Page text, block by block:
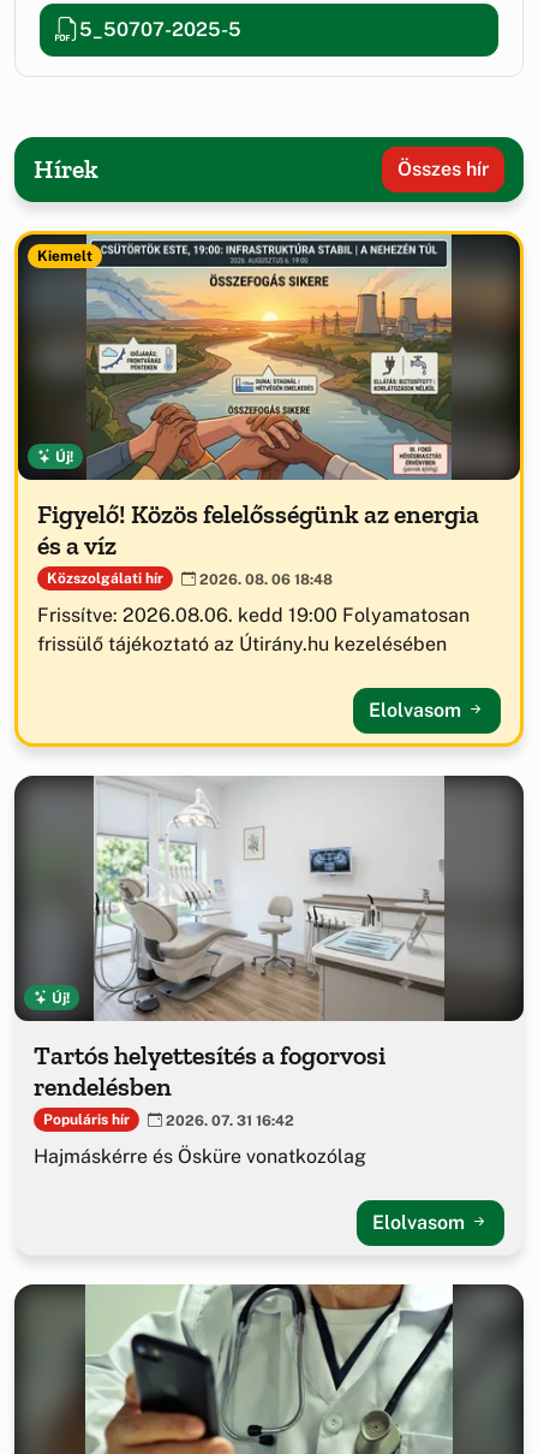
5_50707-2025-5
Hírek Összes hír
Kiemelt
Új!
Figyelő! Közös felelősségünk az energia
és a víz
Közszolgálati hír 2026. 08. 06 18:48
Frissítve: 2026.08.06. kedd 19:00 Folyamatosan
frissülő tájékoztató az Útirány.hu kezelésében
Elolvasom
Új!
Tartós helyettesítés a fogorvosi
rendelésben
Populáris hír 2026. 07. 31 16:42
Hajmáskérre és Ösküre vonatkozólag
Elolvasom